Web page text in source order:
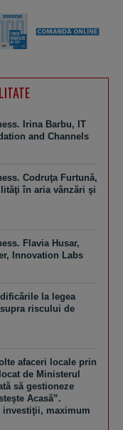
Irina Barbu, IT
and Channels
Codruţa Furtună,
în aria vânzări şi
Flavia Husar,
Innovation Labs
la legea
riscului de
afaceri locale prin
de Ministerul
să gestioneze
Acasă”.
investiţii, maximum